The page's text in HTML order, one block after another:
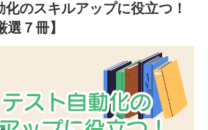
のスキルアップに役立つ！
７冊】